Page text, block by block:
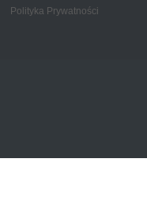
Polityka Prywatności